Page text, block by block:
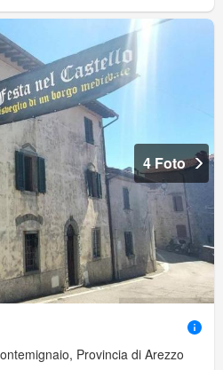
4 Foto
Provincia di Arezzo